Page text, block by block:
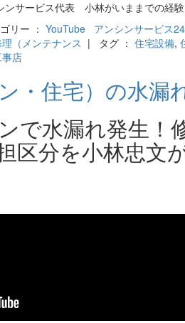
ンサービス代表 小林がいままでの経
リー ： YouTube アンシンサービス24
（メンテナンス | タグ ： 住宅設備,
店
・住宅）の水漏
で水漏れ発生
区分を小林忠文